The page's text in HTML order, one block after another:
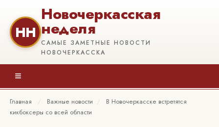
НН
Новочеркасская
неделя
САМЫЕ ЗАМЕТНЫЕ НОВОСТИ
НОВОЧЕРКАССКА
≡
Главная / Важные новости /
В Новочеркасске встретятся
кикбоксеры со всей области